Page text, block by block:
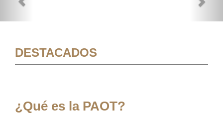
DESTACADOS
¿Qué es la PAOT?